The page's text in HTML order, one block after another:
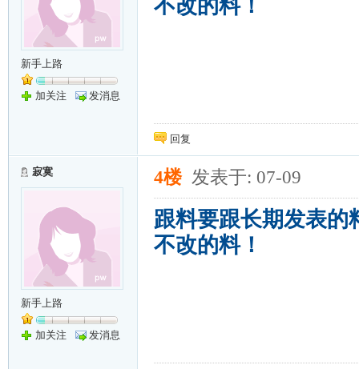
新手上路
加关注 发消息
不改的料！
回复
寂寞
新手上路
加关注 发消息
4楼 发表于: 07-09
跟料要跟长期发表的
不改的料！